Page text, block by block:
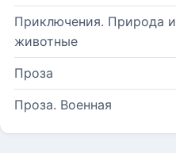
Приключения. Природа и
животные
Проза
Проза. Военная